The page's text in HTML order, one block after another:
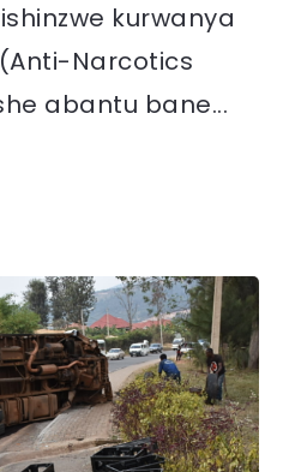
kurwanya
Narcotics
abantu bane...